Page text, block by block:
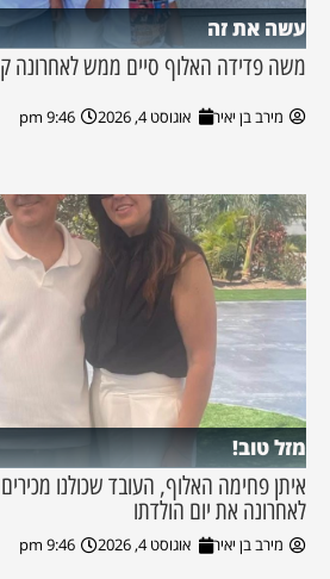
עשה את זה
משה פדידה האלוף סיים ממש לאחרונה
מירב בן יאיר אוגוסט 4, 2026 9:46 pm
מזל טוב!
איתן פחימה האלוף, העובד שכולנו
לאחרונה את יום הולדתו
מירב בן יאיר אוגוסט 4, 2026 9:46 pm